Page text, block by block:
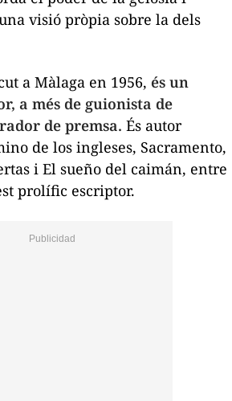
visió pròpia sobre la dels
a Màlaga en 1956, és un
a més de guionista de
de premsa. És autor
de los ingleses, Sacramento,
i El sueño del caimán, entre
prolífic escriptor.